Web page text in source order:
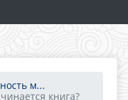
м...
книга?